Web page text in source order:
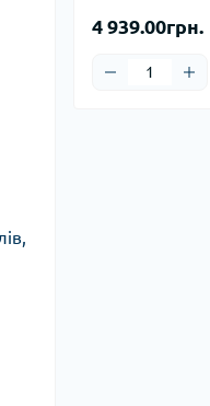
4 939.00грн.